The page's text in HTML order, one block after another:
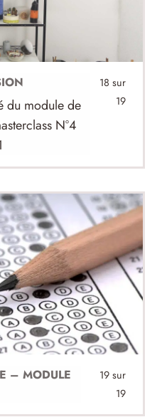
18 sur
19
du module de
N°4
19 sur
19
– MODULE